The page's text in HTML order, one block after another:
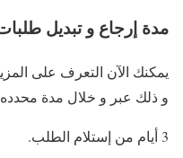
مدة إرجاع و تبديل
يمكنك الآن التعرف على
و ذلك عبر و خلال مدة
3 أيام من إستلام الطلب.